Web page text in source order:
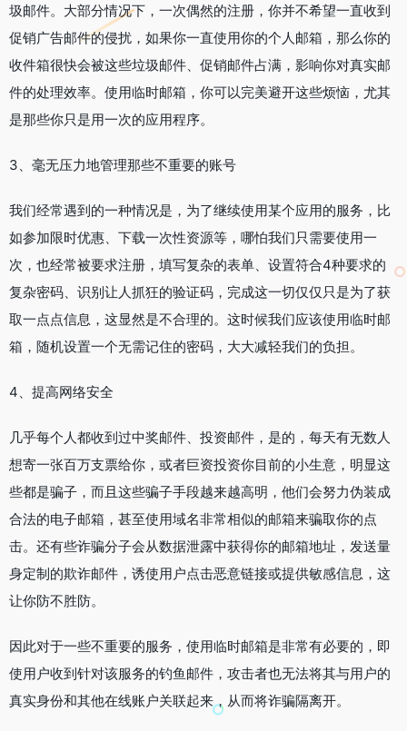
圾邮件。大部分情况下，一次偶然的注册，你并不希望一直收到
促销广告邮件的侵扰，如果你一直使用你的个人邮箱，那么你的
收件箱很快会被这些垃圾邮件、促销邮件占满，影响你对真实邮
件的处理效率。使用临时邮箱，你可以完美避开这些烦恼，尤其
是那些你只是用一次的应用程序。
3、毫无压力地管理那些不重要的账号
我们经常遇到的一种情况是，为了继续使用某个应用的服务，比
如参加限时优惠、下载一次性资源等，哪怕我们只需要使用一
次，也经常被要求注册，填写复杂的表单、设置符合4种要求的
复杂密码、识别让人抓狂的验证码，完成这一切仅仅只是为了获
取一点点信息，这显然是不合理的。这时候我们应该使用临时邮
箱，随机设置一个无需记住的密码，大大减轻我们的负担。
4、提高网络安全
几乎每个人都收到过中奖邮件、投资邮件，是的，每天有无数人
想寄一张百万支票给你，或者巨资投资你目前的小生意，明显这
些都是骗子，而且这些骗子手段越来越高明，他们会努力伪装成
合法的电子邮箱，甚至使用域名非常相似的邮箱来骗取你的点
击。还有些诈骗分子会从数据泄露中获得你的邮箱地址，发送量
身定制的欺诈邮件，诱使用户点击恶意链接或提供敏感信息，这
让你防不胜防。
因此对于一些不重要的服务，使用临时邮箱是非常有必要的，即
使用户收到针对该服务的钓鱼邮件，攻击者也无法将其与用户的
真实身份和其他在线账户关联起来，从而将诈骗隔离开。